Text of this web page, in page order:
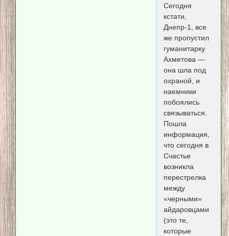
Сегодня
кстати,
Днепр-1, все
же пропустил
гуманитарку
Ахметова —
она шла под
охраной, и
наемники
побоялись
связываться.
Пошла
информация,
что сегодня в
Счастье
возникла
перестрелка
между
«черными»
айдаровцами
(это те,
которые